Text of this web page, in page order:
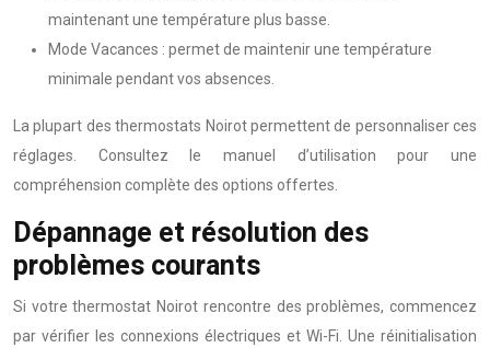
maintenant une température plus basse.
Mode Vacances : permet de maintenir une température
minimale pendant vos absences.
La plupart des thermostats Noirot permettent de personnaliser ces
réglages. Consultez le manuel d’utilisation pour une
compréhension complète des options offertes.
Dépannage et résolution des
problèmes courants
Si votre thermostat Noirot rencontre des problèmes, commencez
par vérifier les connexions électriques et Wi-Fi. Une réinitialisation